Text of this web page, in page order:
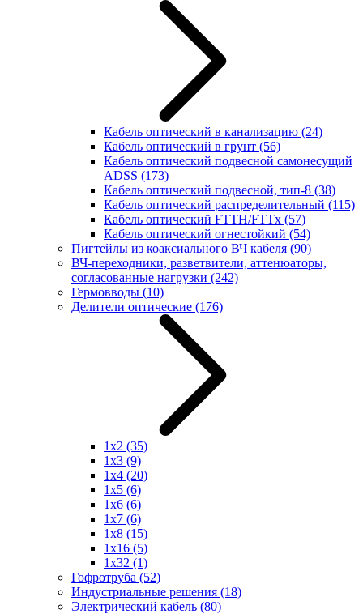
Кабель оптический в канализацию (24)
Кабель оптический в грунт (56)
Кабель оптический подвесной самонесущий
ADSS (173)
Кабель оптический подвесной, тип-8 (38)
Кабель оптический распределительный (115)
Кабель оптический FTTH/FTTx (57)
Кабель оптический огнестойкий (54)
Пигтейлы из коаксиального ВЧ кабеля (90)
ВЧ-переходники, разветвители, аттенюаторы,
согласованные нагрузки (242)
Гермовводы (10)
Делители оптические (176)
1x2 (35)
1x3 (9)
1x4 (20)
1x5 (6)
1x6 (6)
1x7 (6)
1x8 (15)
1x16 (5)
1x32 (1)
Гофротруба (52)
Индустриальные решения (18)
Электрический кабель (80)